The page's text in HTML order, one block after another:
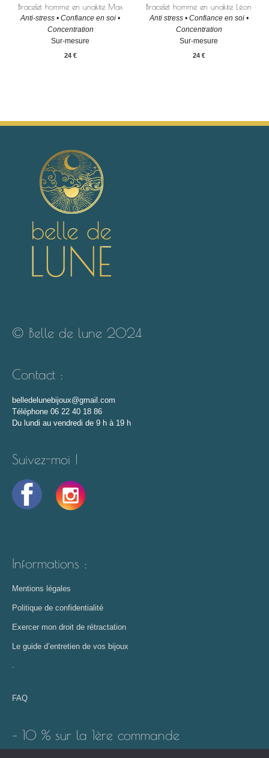
Bracelet homme en unakite Max
Anti-stress • Confiance en soi •
Concentration
Sur-mesure
24 €
Bracelet homme en unakite Léon
Anti stress • Confiance en soi •
Concentration
Sur-mesure
24 €
© Belle de lune 2024
Contact :
belledelunebijoux@gmail.com
Téléphone 06 22 40 18 86
Du lundi au vendredi de 9 h à 19 h
Suivez-moi !
Informations :
Mentions légales
Politique de confidentialité
Exercer mon droit de rétractation
Le guide d’entretien de vos bijoux
.
FAQ
– 10 % sur la 1ère commande